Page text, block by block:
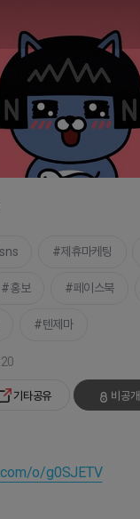
sns 제휴마케팅
홍보 페이스북
텐제마
기타공유 비공개
o/g0SJETV